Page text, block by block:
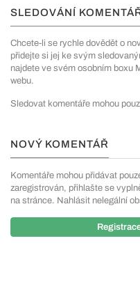
SLEDOVÁNÍ
Chcete-li se rychle dovědět o
přidejte si jej ke svým
najdete ve svém osobním boxu
webu.
Sledovat komentáře mohou
NOVÝ KOMENTÁŘ
Komentáře mohou přidávat
zaregistrován, přihlašte se
na stránce. Nahlásit nelegální